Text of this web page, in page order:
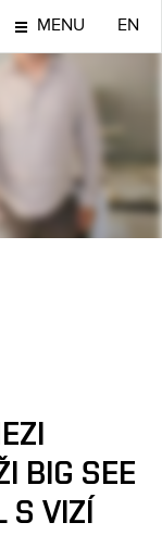
MENU EN
BIG SEE
VIZÍ